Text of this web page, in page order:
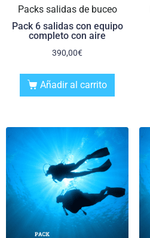
Packs salidas de buceo
Pack 6 salidas con equipo
completo con aire
390,00€
Añadir al carrito